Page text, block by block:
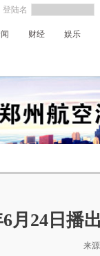
登陆名
财经 娱乐
月24日播
来